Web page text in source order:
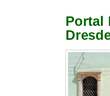
Portal